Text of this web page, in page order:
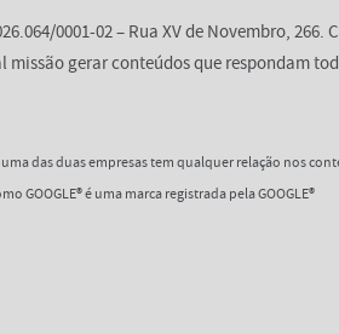
0001-02 – Rua XV de Novembro,
gerar conteúdos que respondam
das duas empresas tem qualquer relação nos
GOOGLE® é uma marca registrada pela GOOGLE®